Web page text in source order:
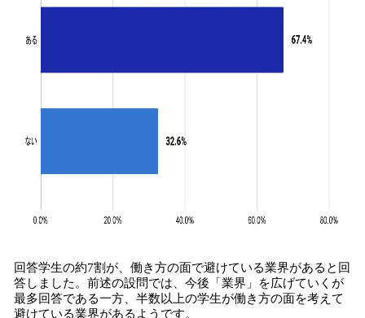
回答学生の約7割が、働き方の面で避けている業界があると回
答しました。前述の設問では、今後「業界」を広げていくが
最多回答である一方、半数以上の学生が働き方の面を考えて
避けている業界があるようです。